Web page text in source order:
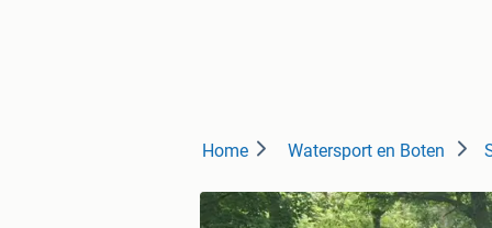
Home Watersport en Boten